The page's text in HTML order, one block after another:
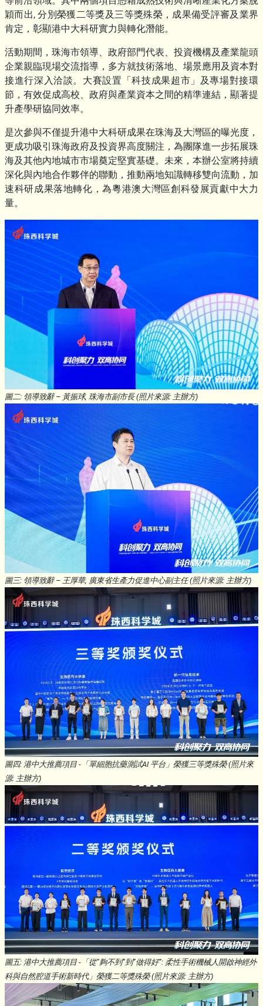
穎而出, 分別榮獲二等獎及三等獎殊榮，成果備受評審及業界
肯定，彰顯港中大科研實力與轉化潛能。
活動期間，珠海市領導、政府部門代表、投資機構及產業龍頭
企業親臨現場交流指導，多方就技術落地、場景應用及資本對
接進行深入洽談。大賽設置「科技成果超市」及專場對接環
節，有效促成高校、政府與產業資本之間的精準連結，顯著提
升產學研協同效率。
是次參與不僅提升港中大科研成果在珠海及大灣區的曝光度，
更成功吸引珠海政府及投資界高度關注，為團隊進一步拓展珠
海及其他內地城市市場奠定堅實基礎。未來，本辦公室將持續
深化與內地合作夥伴的聯動，推動兩地知識轉移雙向流動，加
速科研成果落地轉化，為粵港澳大灣區創科發展貢獻中大力
量。
圖二: 領導致辭 – 黃振球, 珠海市副市長 (照片來源: 主辦方)
圖三: 領導致辭 – 王厚華, 廣東省生產力促進中心副主任 (照片來源: 主辦方)
圖四: 港中大推薦項目 -「單細胞抗藥測試AI 平台」榮獲三等獎殊榮 (照片來
源: 主辦方)
圖五: 港中大推薦項目 -「從”夠不到”到”做得好”: 柔性手術機械人開啟神經外
科與自然腔道手術新時代」榮獲二等獎殊榮 (照片來源: 主辦方)